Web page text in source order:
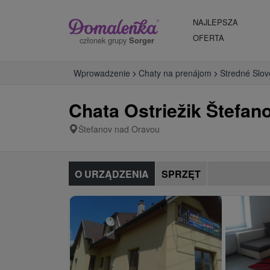
członek grupy Sorger
NAJLEPSZA
OFERTA
Wprowadzenie Chaty na prenájom Stredné
Chata Ostriežik
Štefanov nad Oravou
O URZĄDZENIA SPRZĘT